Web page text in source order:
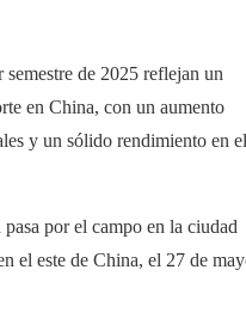
de 2025 reflejan un
en China, con un aumento
y un sólido rendimiento en el
por el campo en la ciudad
el este de China, el 27 de